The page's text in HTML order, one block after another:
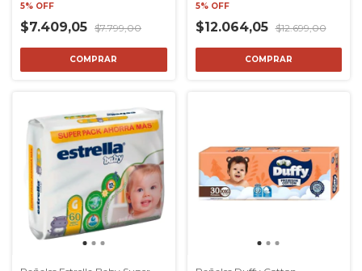
5% OFF
$7.409,05 $7.799,00
COMPRAR
5% OFF
$12.064,05 $12.699,00
COMPRAR